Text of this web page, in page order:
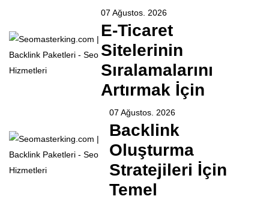
07 Ağustos. 2026
E-Ticaret
Sitelerinin
Sıralamalarını
Artırmak İçin
07 Ağustos. 2026
Backlink
Oluşturma
Stratejileri İçin
Temel